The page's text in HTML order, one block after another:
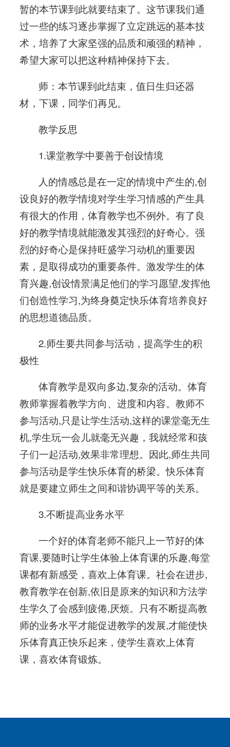
暂的本节课到此就要结束了。这节课我们通
过一些的练习逐步掌握了立定跳远的基本技
术，培养了大家坚强的品质和顽强的精神，
希望大家可以把这种精神保持下去。
师：本节课到此结束，值日生归还器
材，下课，同学们再见。
教学反思
1.课堂教学中要善于创设情境
人的情感总是在一定的情境中产生的,创
设良好的教学情境对学生学习情感的产生具
有很大的作用，体育教学也不例外。有了良
好的教学情境就能激发其强烈的好奇心。强
烈的好奇心是保持旺盛学习动机的重要因
素，是取得成功的重要条件。激发学生的体
育兴趣,创设情景满足他们的学习愿望,发挥他
们创造性学习,为终身奠定快乐体育培养良好
的思想道德品质。
2.师生要共同参与活动，提高学生的积
极性
体育教学是双向多边,复杂的活动。体育
教师掌握着教学方向、进度和内容。教师不
参与活动,只是让学生活动,这样的课堂毫无生
机,学生玩一会儿就毫无兴趣，我就经常和孩
子们一起活动,效果非常理想。因此,师生共同
参与活动是学生快乐体育的桥梁。快乐体育
就是要建立师生之间和谐协调平等的关系。
3.不断提高业务水平
一个好的体育老师不能只上一节好的体
育课,要随时让学生体验上体育课的乐趣,每堂
课都有新感受，喜欢上体育课。社会在进步,
教育教学在创新,依旧是原来的知识和方法学
生学久了会感到疲倦,厌烦。只有不断提高教
师的业务水平才能促进教学的发展,才能使快
乐体育真正快乐起来，使学生喜欢上体育
课，喜欢体育锻炼。